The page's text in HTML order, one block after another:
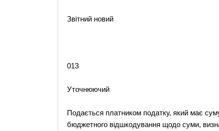
Звітний новий
013
Уточнюючий
Подається платником податку, який має
бюджетного відшкодування щодо суми,